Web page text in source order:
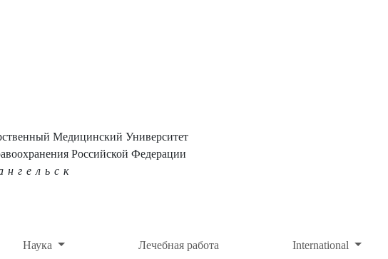
Медицинский Университет
Российской Федерации
Наука Лечебная работа International